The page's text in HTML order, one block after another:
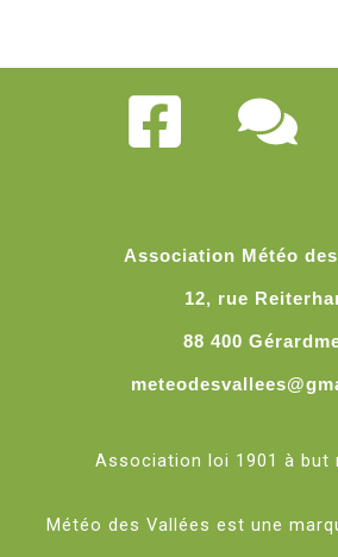
Association Météo
12, rue
88 400
Association loi 1901 à but
Météo des Vallées est une